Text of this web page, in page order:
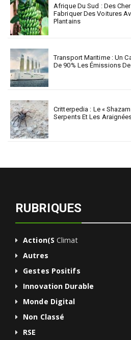
Afrique Du Sud : Des
Fabriquer Des Voitures
Plantains
Transport Maritime : Un
De 90% Les Émissions
Critterpedia : Le «
Serpents Et Les
RUBRIQUES
Action(s Climat
Autres
Gestes Positifs
Innovation Durable
Monde Digital
Non Classé
RSE